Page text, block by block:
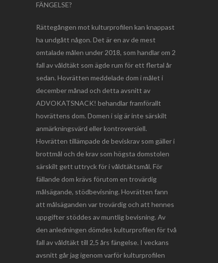
FÄNGELSE?
Rättegången mot kulturprofilen kan knappast
ha undgått någon. Det är en av de mest
omtalade målen under 2018, som handlar om 2
fall av våldtäkt som ägde rum för ett flertal år
sedan. Hovrätten meddelade dom i målet i
december månad och detta avsnitt av
ADVOKATSNACK! behandlar framförallt
hovrättens dom. Domen i sig är inte särskilt
anmärkningsvärd eller kontroversiell.
Hovrätten tillämpade de beviskrav som gäller i
brottmål och de krav som högsta domstolen
särskilt gett uttryck för i våldtäktsmål. För
fällande dom krävs förutom en trovärdig
målsägande, stödbevisning. Hovrätten fann
att målsäganden var trovärdig och att hennes
uppgifter stöddes av muntlig bevisning. Av
den anledningen dömdes kulturprofilen för två
fall av våldtäkt till 2,5 års fängelse. I veckans
avsnitt går jag igenom varför kulturprofilen